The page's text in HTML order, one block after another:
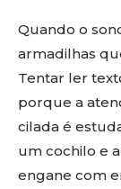
Quando o
armadilhas
Tentar ler
porque a
cilada é
um cochilo e
engane com